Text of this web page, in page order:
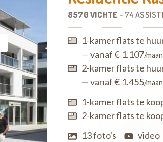
8570 VICHTE - 74
1-kamer flats te
—vanaf € 1.107/
2-kamer flats te
—vanaf € 1.455/
1-kamer flats te
2-kamer flats te
13 foto's
video